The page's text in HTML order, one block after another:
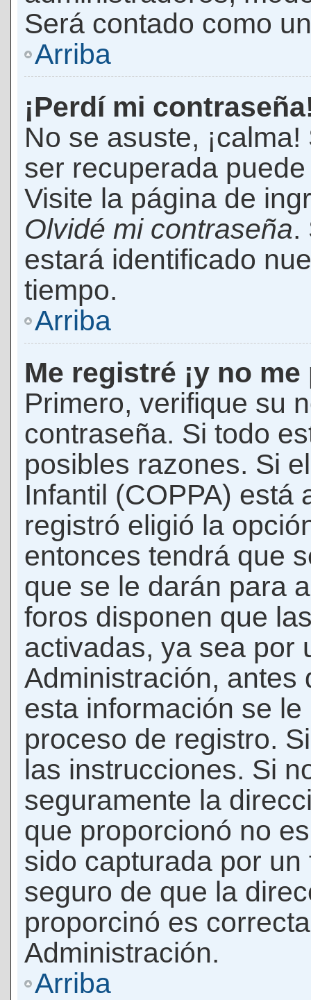
Será contado como
Arriba
¡Perdí mi
No se asuste,
ser recuperada
Visite la página de
Olvidé mi contraseña.
estará identificado
tiempo.
Arriba
Me registré ¡y no
Primero, verifique su
contraseña. Si todo
posibles razones. Si
Infantil (COPPA) está
registró eligió la
entonces tendrá que
que se le darán para
foros disponen que
activadas, ya sea por
Administración, antes
esta información se
proceso de registro.
las instrucciones. Si
seguramente la
que proporcionó no
sido capturada por
seguro de que la
proporcinó es
Administración.
Arriba